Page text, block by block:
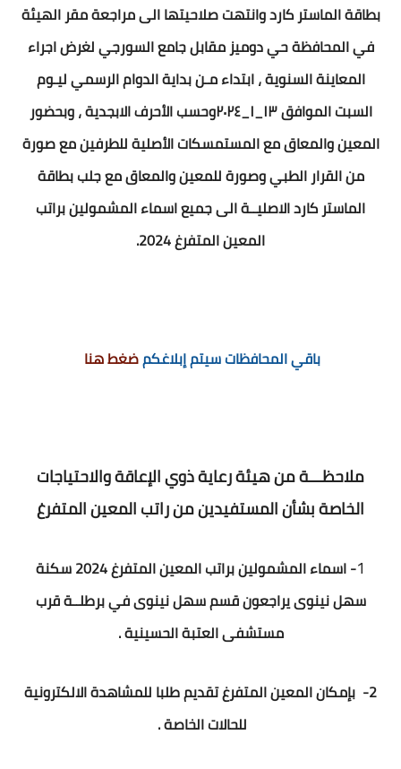
بطاقة الماستر كارد وانتهت صلاحيتها الى مراجعة مقر الهيئة
في المحافظة حي دوميز مقابل جامع السورجي لغرض اجراء
المعاينة السنوية ، ابتداء مـن بداية الدوام الرسمي ليـوم
السبت الموافق ١٣_١_٢٠٢٤وحسب الأحرف الابجدية ، وبحضور
المعين والمعاق مع المستمسكات الأصلية للطرفين مع صورة
من القرار الطبي وصورة للمعين والمعاق مع جلب بطاقة
الماستر كارد الاصليــة الى جميع اسماء المشمولين براتب
المعين المتفرغ 2024.
باقي المحافظات سيتم إبلاغكمضغط هنا
ملاحظـــة من هيئة رعاية ذوي الإعاقة والاحتياجات
الخاصة بشأن المستفيدين من راتب المعين المتفرغ
1
- اسماء المشمولين براتب المعين المتفرغ 2024 سكنة
سهل نينوى يراجعون قسم سهل نينوى في برطلــة قرب
مستشفى العتبة الحسينية .
2- بإمكان المعين المتفرغ تقديم طلبا للمشاهدة الالكترونية
للحالات الخاصة .